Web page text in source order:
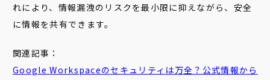
れにより、情報漏洩のリスクを最小限に抑えながら、安全
に情報を共有できます。
関連記事：
Google Workspaceのセキュリティ は万全？公式情報から